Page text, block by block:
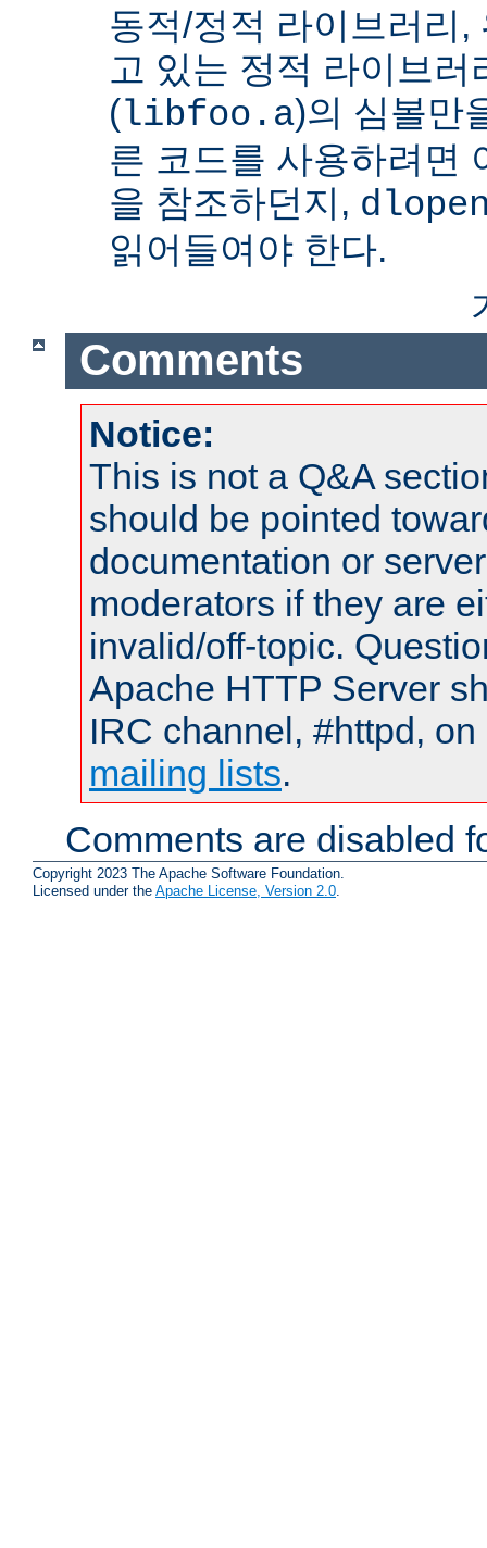
동적/정적 라이브러리,
고 있는 정적 라이브러
(libfoo.a)의 심볼만
른 코드를 사용하려면
을 참조하던지,
읽어들여야 한다.
Comments
Notice:
This is not a Q&A
should be pointed
documentation or
moderators if they are
invalid/off-topic.
Apache HTTP Server
IRC channel, #httpd,
mailing lists.
Comments are disabled
Copyright 2023 The Apache Software Foundation.
Licensed under the Apache License, Version 2.0